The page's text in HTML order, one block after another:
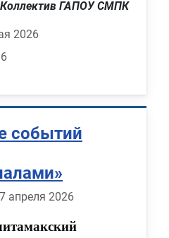
Коллектив ГАПОУ СМПК
2026
событий
апреля 2026